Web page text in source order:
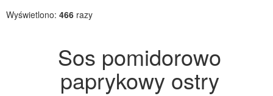
Wyświetlono: 466 razy
Sos pomidorowo
paprykowy ostry